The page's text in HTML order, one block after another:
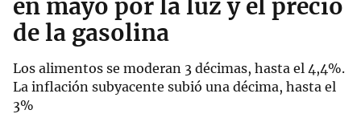
en mayo por la luz y el precio
de la gasolina
Los alimentos se moderan 3 décimas, hasta el 4,4%.
La inflación subyacente subió una décima, hasta el
3%